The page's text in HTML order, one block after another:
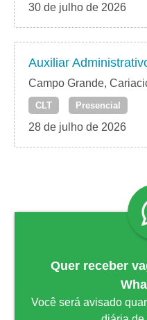
30 de julho de 2026
Auxiliar
Campo Grande,
CLT Presencial
28 de julho de 2026
Quer receber
Você será avisado